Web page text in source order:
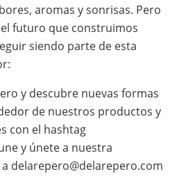
aromas y sonrisas. Pero
futuro que construimos
siendo parte de esta
y descubre nuevas formas
de nuestros productos y
con el hashtag
y únete a nuestra
delarepero@delarepero.com